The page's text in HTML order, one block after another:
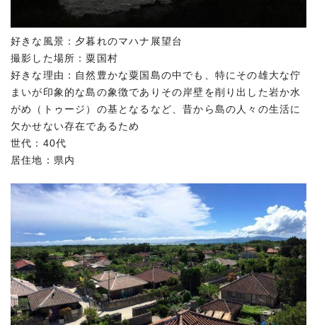
好きな風景：夕暮れのマハナ展望台
撮影した場所：粟国村
好きな理由：自然豊かな粟国島の中でも、特にその雄大な佇
まいが印象的な島の象徴でありその岸壁を削り出した岩か水
がめ（トゥージ）の基となるなど、昔から島の人々の生活に
欠かせない存在であるため
世代：40代
居住地：県内